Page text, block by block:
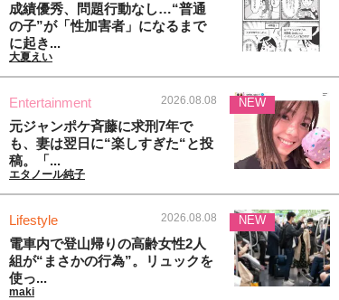
成績優秀、問題行動なし…“普通
の子”が「性加害者」になるまで
に起き...
大夏えい
Entertainment 2026.08.08
元ジャンポケ斉藤に求刑7年で
も、妻は翌日に“楽しすぎた“と投
稿。「...
エタノール純子
NEW
Lifestyle 2026.08.08
電車内で登山帰りの高齢女性2人
組が“まさかの行為”。リュックを
使っ...
maki
NEW